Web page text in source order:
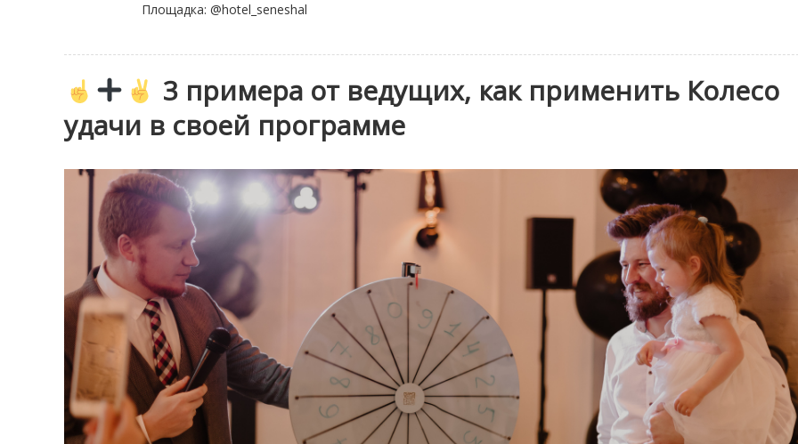
Площадка: @hotel_seneshal
3 примера от ведущих, как применить Колесо
удачи в своей программе